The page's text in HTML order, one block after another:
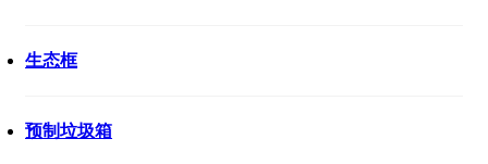
生态框
预制垃圾箱